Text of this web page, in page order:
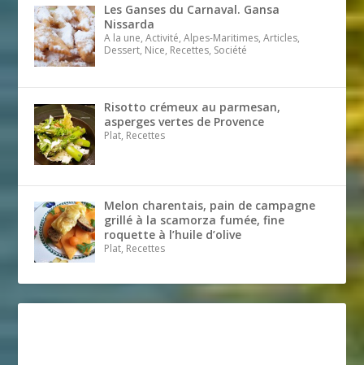
Les Ganses du Carnaval. Gansa
Nissarda
A la une, Activité, Alpes-Maritimes, Articles,
Dessert, Nice, Recettes, Société
Risotto crémeux au parmesan,
asperges vertes de Provence
Plat, Recettes
Melon charentais, pain de campagne
grillé à la scamorza fumée, fine
roquette à l’huile d’olive
Plat, Recettes